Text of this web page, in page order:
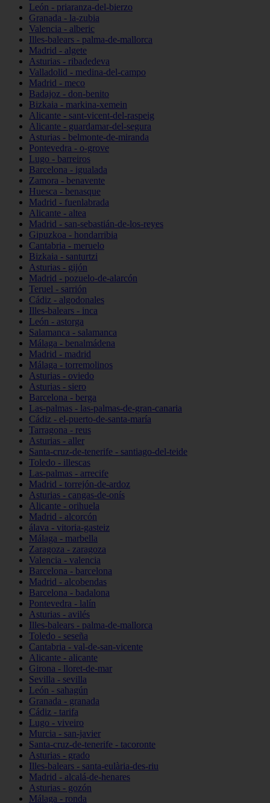
León - priaranza-del-bierzo
Granada - la-zubia
Valencia - alberic
Illes-balears - palma-de-mallorca
Madrid - algete
Asturias - ribadedeva
Valladolid - medina-del-campo
Madrid - meco
Badajoz - don-benito
Bizkaia - markina-xemein
Alicante - sant-vicent-del-raspeig
Alicante - guardamar-del-segura
Asturias - belmonte-de-miranda
Pontevedra - o-grove
Lugo - barreiros
Barcelona - igualada
Zamora - benavente
Huesca - benasque
Madrid - fuenlabrada
Alicante - altea
Madrid - san-sebastián-de-los-reyes
Gipuzkoa - hondarribia
Cantabria - meruelo
Bizkaia - santurtzi
Asturias - gijón
Madrid - pozuelo-de-alarcón
Teruel - sarrión
Cádiz - algodonales
Illes-balears - inca
León - astorga
Salamanca - salamanca
Málaga - benalmádena
Madrid - madrid
Málaga - torremolinos
Asturias - oviedo
Asturias - siero
Barcelona - berga
Las-palmas - las-palmas-de-gran-canaria
Cádiz - el-puerto-de-santa-maría
Tarragona - reus
Asturias - aller
Santa-cruz-de-tenerife - santiago-del-teide
Toledo - illescas
Las-palmas - arrecife
Madrid - torrejón-de-ardoz
Asturias - cangas-de-onís
Alicante - orihuela
Madrid - alcorcón
álava - vitoria-gasteiz
Málaga - marbella
Zaragoza - zaragoza
Valencia - valencia
Barcelona - barcelona
Madrid - alcobendas
Barcelona - badalona
Pontevedra - lalín
Asturias - avilés
Illes-balears - palma-de-mallorca
Toledo - seseña
Cantabria - val-de-san-vicente
Alicante - alicante
Girona - lloret-de-mar
Sevilla - sevilla
León - sahagún
Granada - granada
Cádiz - tarifa
Lugo - viveiro
Murcia - san-javier
Santa-cruz-de-tenerife - tacoronte
Asturias - grado
Illes-balears - santa-eulària-des-riu
Madrid - alcalá-de-henares
Asturias - gozón
Málaga - ronda